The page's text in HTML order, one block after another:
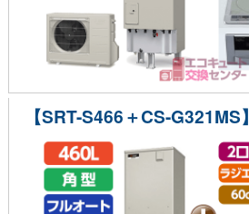
【SRT-S466＋CS-G321MS】